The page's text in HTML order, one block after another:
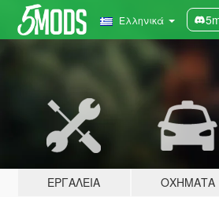
Ελληνικά
ΕΡΓΑΛΕΊΑ ΟΧΉΜΑΤΑ